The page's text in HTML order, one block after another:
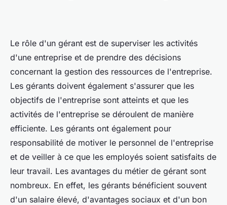
Le rôle d'un gérant est de superviser les activités
d'une entreprise et de prendre des décisions
concernant la gestion des ressources de l'entreprise.
Les gérants doivent également s'assurer que les
objectifs de l'entreprise sont atteints et que les
activités de l'entreprise se déroulent de manière
efficiente. Les gérants ont également pour
responsabilité de motiver le personnel de l'entreprise
et de veiller à ce que les employés soient satisfaits de
leur travail. Les avantages du métier de gérant sont
nombreux. En effet, les gérants bénéficient souvent
d'un salaire élevé, d'avantages sociaux et d'un bon